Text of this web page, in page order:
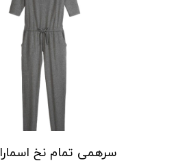
سرهمی تمام نخ اسمارا 001